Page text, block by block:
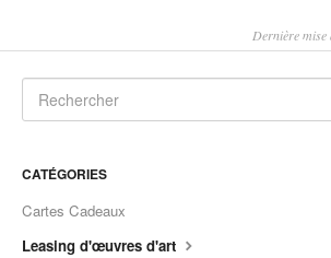
Dernière mise
CATÉGORIES
Cartes Cadeaux
Leasing d'œuvres d'art